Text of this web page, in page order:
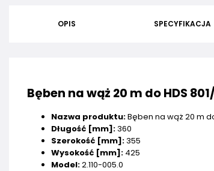
OPIS SPECYFIKACJA
Bęben na wąż 20 m do HDS
Nazwa produktu:Bęben na wąż 20 m
Długość [mm]:360
Szerokość [mm]:355
Wysokość [mm]: 425
Model:2.110-005.0